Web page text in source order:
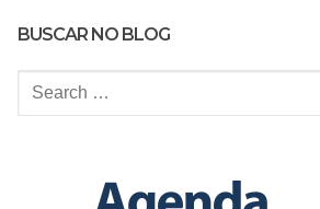
BUSCAR NO BLOG
Pesquisar
por: